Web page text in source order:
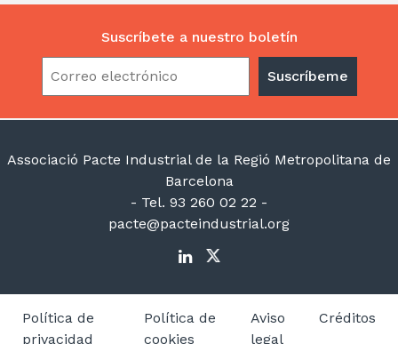
Suscríbete a nuestro boletín
Associació Pacte Industrial de la Regió Metropolitana de
Barcelona
- Tel. 93 260 02 22 -
pacte@pacteindustrial.org
Política de
privacidad
Política de
cookies
Aviso
legal
Créditos